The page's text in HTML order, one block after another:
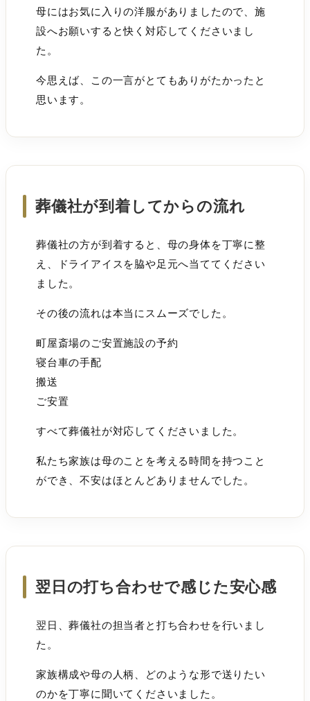
母にはお気に入りの洋服がありましたので、施
設へお願いすると快く対応してくださいまし
た。
今思えば、この一言がとてもありがたかったと
思います。
葬儀社が到着してからの流れ
葬儀社の方が到着すると、母の身体を丁寧に整
え、ドライアイスを脇や足元へ当ててください
ました。
その後の流れは本当にスムーズでした。
町屋斎場のご安置施設の予約
寝台車の手配
搬送
ご安置
すべて葬儀社が対応してくださいました。
私たち家族は母のことを考える時間を持つこと
ができ、不安はほとんどありませんでした。
翌日の打ち合わせで感じた安心感
翌日、葬儀社の担当者と打ち合わせを行いまし
た。
家族構成や母の人柄、どのような形で送りたい
のかを丁寧に聞いてくださいました。